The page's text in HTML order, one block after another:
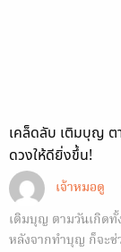
เคล็ดลับ เติมบุญ ต
ดวงให้ดียิ่งขึ้น!
เจ้าหมอดู
เติมบุญ ตามวันเกิดทั้
หลังจากทำบุญ ก็จะช่